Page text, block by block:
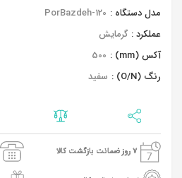
مدل دستگاه : PorBazdeh-120
عملکرد : گرمایش
آکس (mm) :
500
رنگ (O/N) :
سفید
7 روز ضمانت بازگشت کالا